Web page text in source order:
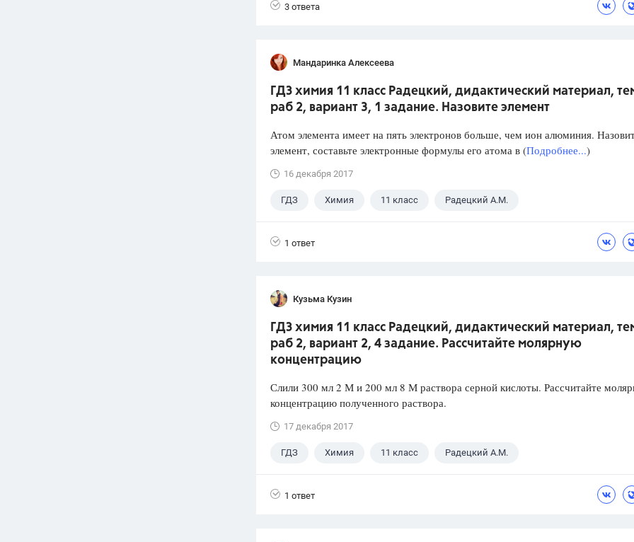
3 ответа
Мандаринка Алексеева
ГДЗ химия 11 класс Радецкий, дидактический материал,
раб 2, вариант 3, 1 задание. Назовите элемент
Атом элемента имеет на пять электронов больше, чем ион алюминия.
элемент, составьте электронные формулы его атома в (Подробнее...)
16 декабря 2017
ГДЗ Химия 11 класс Радецкий А.М.
1 ответ
Кузьма Кузин
ГДЗ химия 11 класс Радецкий, дидактический материал,
раб 2, вариант 2, 4 задание. Рассчитайте молярную
концентрацию
Слили 300 мл 2 М и 200 мл 8 М раствора серной кислоты. Рассчитайте
концентрацию полученного раствора.
17 декабря 2017
ГДЗ Химия 11 класс Радецкий А.М.
1 ответ